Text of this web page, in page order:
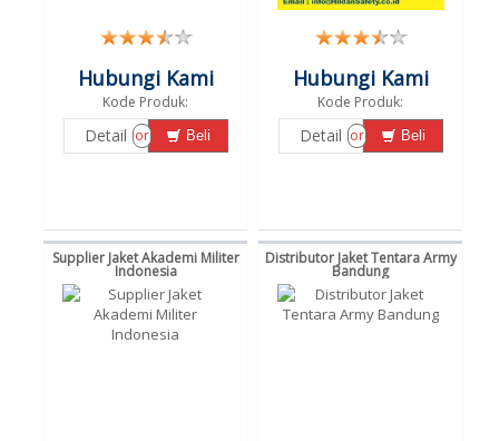
Hubungi Kami
Kode Produk:
Detail or Beli
Hubungi Kami
Kode Produk:
Detail or Beli
Supplier Jaket Akademi Militer
Indonesia
Distributor Jaket Tentara Army
Bandung